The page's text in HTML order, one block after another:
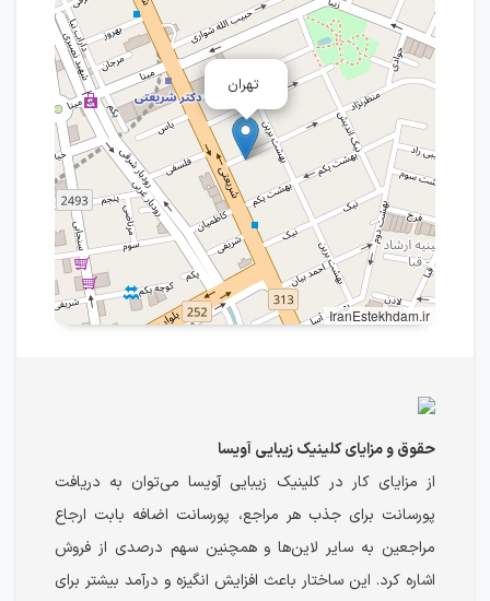
تهران
IranEstekhdam.ir
حقوق و مزایای کلینیک زیبایی آویسا
از مزایای کار در کلینیک زیبایی آویسا می‌توان به دریافت
پورسانت برای جذب هر مراجع، پورسانت اضافه بابت ارجاع
مراجعین به سایر لاین‌ها و همچنین سهم درصدی از فروش
اشاره کرد. این ساختار باعث افزایش انگیزه و درآمد بیشتر برای